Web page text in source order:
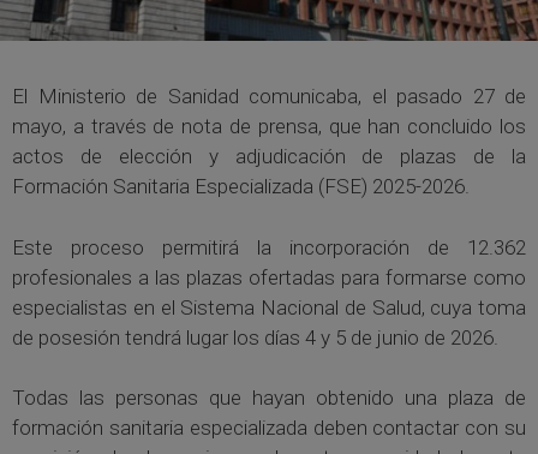
El Ministerio de Sanidad comunicaba, el pasado 27 de
mayo, a través de nota de prensa, que han concluido los
actos de elección y adjudicación de plazas de la
Formación Sanitaria Especializada (FSE) 2025-2026.
Este proceso permitirá la incorporación de 12.362
profesionales a las plazas ofertadas para formarse como
especialistas en el Sistema Nacional de Salud, cuya toma
de posesión tendrá lugar los días 4 y 5 de junio de 2026.
Todas las personas que hayan obtenido una plaza de
formación sanitaria especializada deben contactar con su